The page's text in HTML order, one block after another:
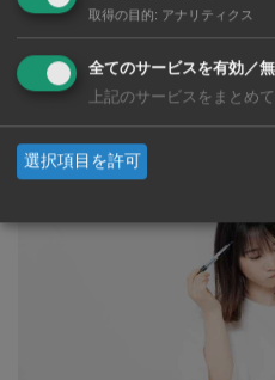
MacとWindows共
パソコンの故
取得の目的: アナリティクス
全てのサービスを有効／
上記のサービスをまとめ
選択項目を許可